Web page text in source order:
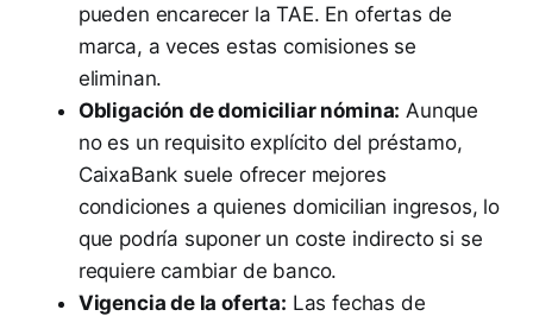
pueden encarecer la TAE. En ofertas de
marca, a veces estas comisiones se
eliminan.
Obligación de domiciliar nómina: Aunque
no es un requisito explícito del préstamo,
CaixaBank suele ofrecer mejores
condiciones a quienes domicilian ingresos, lo
que podría suponer un coste indirecto si se
requiere cambiar de banco.
Vigencia de la oferta: Las fechas de